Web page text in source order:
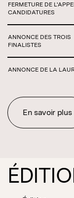
FERMETURE DE
CANDIDATURES
ANNONCE DES TROIS
FINALISTES
ANNONCE DE LA
En savoir plus